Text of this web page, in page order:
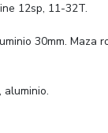
12sp, 11-32T.
30mm. Maza
aluminio.